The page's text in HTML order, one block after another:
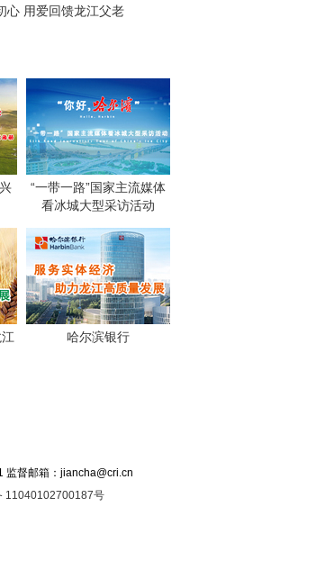
心 用爱回馈龙江父老
“一带一路”国家主流媒体
看冰城大型采访活动
哈尔滨银行
监督邮箱：jiancha@cri.cn
11040102700187号